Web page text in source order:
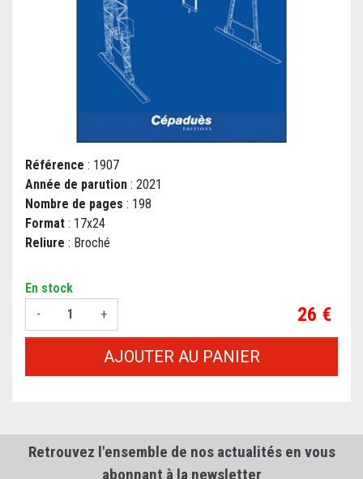
Référence : 1907
Année de parution : 2021
Nombre de pages : 198
Format : 17x24
Reliure : Broché
En stock
-
+ Prix
26 €
AJOUTER AU PANIER
Retrouvez l'ensemble de nos actualités en vous
abonnant à la newsletter